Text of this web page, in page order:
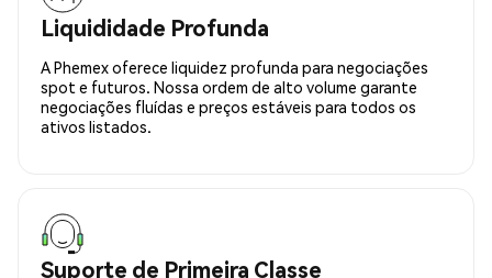
Liquididade Profunda
A Phemex oferece liquidez profunda para negociações
spot e futuros. Nossa ordem de alto volume garante
negociações fluídas e preços estáveis para todos os
ativos listados.
Suporte de Primeira Classe